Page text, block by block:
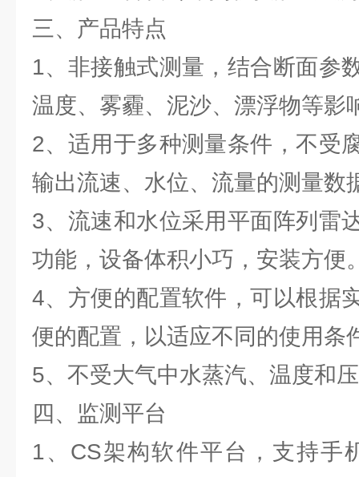
三、产品特点
1、非接触式测量，结合断面参
温度、雾霾、泥沙、漂浮物等影
2、适用于多种测量条件，不受
输出流速、水位、流量的测量数
3、流速和水位采用平面阵列雷
功能，设备体积小巧，安装方便
4、方便的配置软件，可以根据
便的配置，以适应不同的使用条
5、不受大气中水蒸汽、温度和
四、监测平台
1、CS架构软件平台，支持手